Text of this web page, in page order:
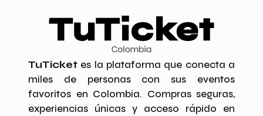
TuTicket es la plataforma que conecta a
miles de personas con sus eventos
favoritos en Colombia. Compras seguras,
experiencias únicas y acceso rápido en